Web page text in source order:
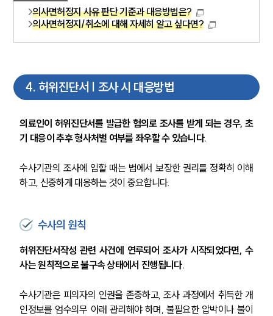
의사면허정지 사유 판단 기준과 대응방법은?
의사면허정지/취소에 대해 자세히 알고 싶다면?
4. 허위진단서 | 조사 시 대응방법
의료인이 허위진단서를 발급한 혐의로 조사를 받게 되는 경우, 초
기 대응이 추후 형사처벌 여부를 좌우할 수 있습니다.
수사기관의 조사에 임할 때는 법에서 보장한 권리를 정확히 이해
하고, 신중하게 대응하는 것이 중요합니다.
수사의 원칙
허위진단서작성 관련 사건에 연루되어 조사가 시작되었다면, 수
사는 원칙적으로 불구속 상태에서 진행됩니다.
수사기관은 피의자의 인권을 존중하고, 조사 과정에서 취득한 개
인정보를 엄수의무 아래 관리해야 하며, 불필요한 압박이나 불이